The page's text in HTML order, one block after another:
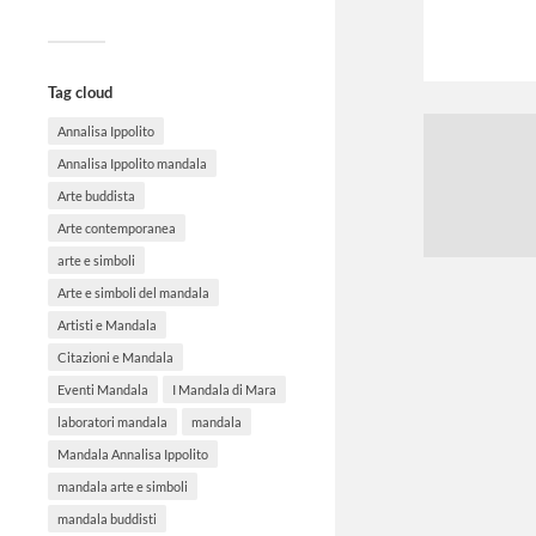
Tag cloud
Annalisa Ippolito
Annalisa Ippolito mandala
Arte buddista
Arte contemporanea
arte e simboli
Arte e simboli del mandala
Artisti e Mandala
Citazioni e Mandala
Eventi Mandala I Mandala di Mara
laboratori mandala mandala
Mandala Annalisa Ippolito
mandala arte e simboli
mandala buddisti